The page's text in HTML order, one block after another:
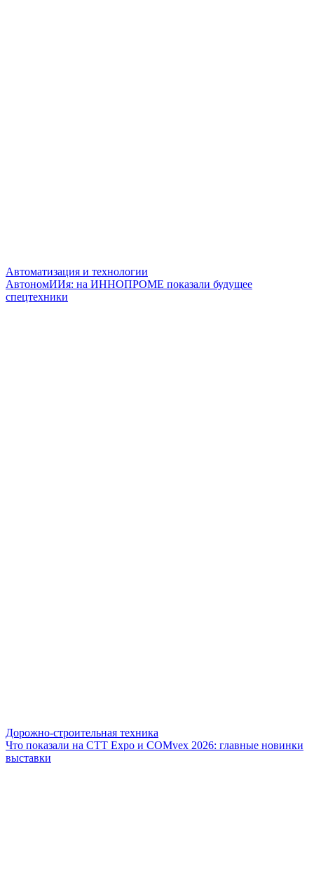
Автоматизация и технологии
АвтономИИя: на ИННОПРОМЕ показали будущее
спецтехники
Дорожно-строительная техника
Что показали на CTT Expo и COMvex 2026: главные новинки
выставки